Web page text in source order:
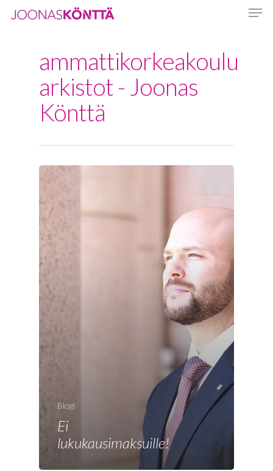
Hit enter to search or ESC to close
ammattikorkeakoulu
arkistot - Joonas
Könttä
Blogi
Ei
lukukausimaksuille!
Etusivu
Joonas
Vaalit
Blogi
Osallistu